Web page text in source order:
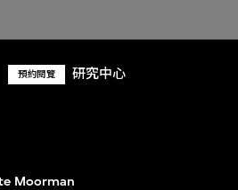
預約閱覽 研究中心
Moorman